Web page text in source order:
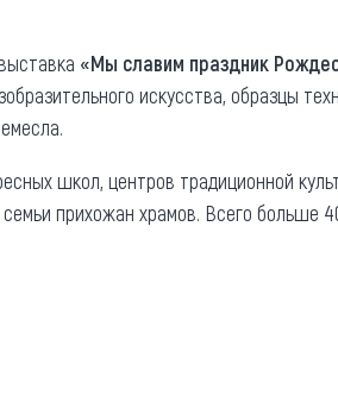
Общая
Люди,
Карты и буклеты
«Мы славим праздник
искусства, образцы
школ, центров традиционной
прихожан храмов. Всего больше